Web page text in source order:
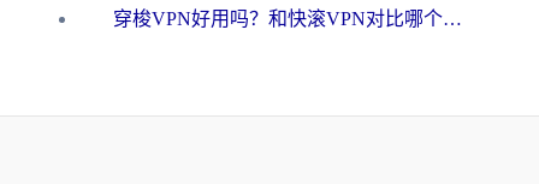
穿梭VPN好用吗？和快滚VPN对比哪个回国效果更好？海外党选回国加速器必看指南